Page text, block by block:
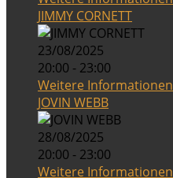
JIMMY CORNETT
23/08/2025
20:00 - 23:00
Weitere Informationen
JOVIN WEBB
28/08/2025
20:00 - 23:00
Weitere Informationen